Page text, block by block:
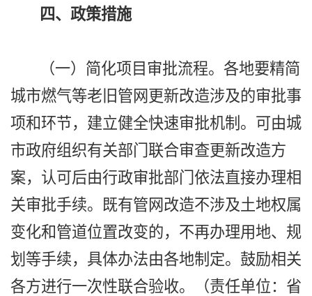
四、政策措施
（一）简化项目审批流程。各地要精简
城市燃气等老旧管网更新改造涉及的审批事
项和环节，建立健全快速审批机制。可由城
市政府组织有关部门联合审查更新改造方
案，认可后由行政审批部门依法直接办理相
关审批手续。既有管网改造不涉及土地权属
变化和管道位置改变的，不再办理用地、规
划等手续，具体办法由各地制定。鼓励相关
各方进行一次性联合验收。（责任单位：省